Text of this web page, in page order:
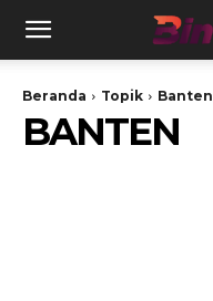
Beranda Topik Banten
BANTEN